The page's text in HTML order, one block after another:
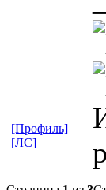
[Профиль]
[ЛС]